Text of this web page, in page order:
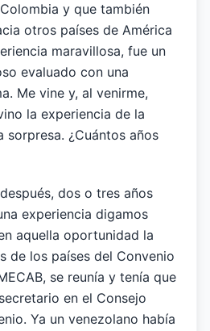
y que también
otros países de América
maravillosa, fue un
evaluado con una
Me vine y, al venirme,
la experiencia de la
sorpresa. ¿Cuántos años
dos o tres años
experiencia digamos
aquella oportunidad la
de los países del Convenio
se reunía y tenía que
en el Consejo
Ya un venezolano había